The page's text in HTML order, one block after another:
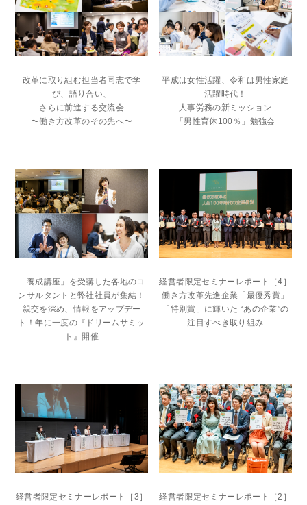
改革に取り組む担当者同志で学
び、語り合い、
さらに前進する交流会
〜働き方改革のその先へ〜
平成は女性活躍、令和は男性家庭
活躍時代！
人事労務の新ミッション
「男性育休100％」勉強会
「養成講座」を受講した各地のコ
ンサルタントと弊社社員が集結！
親交を深め、情報をアップデー
ト！年に一度の『ドリームサミッ
ト』開催
経営者限定セミナーレポート［4］
働き方改革先進企業「最優秀賞」
「特別賞」に輝いた “あの企業”の
注目すべき取り組み
経営者限定セミナーレポート［3］
経営者限定セミナーレポート［2］